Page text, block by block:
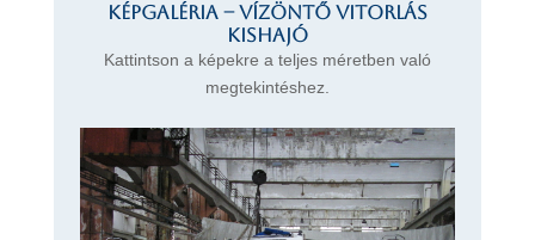
Képgaléria – Vízöntő vitorlás
kishajó
Kattintson a képekre a teljes méretben való
megtekintéshez.